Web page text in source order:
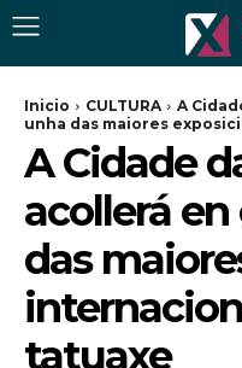
Inicio CULTURA
A
unha das maiores
A Cidade
acollerá
das
tatuaxe